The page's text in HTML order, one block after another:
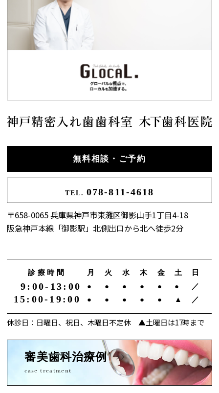
無料相談・ご予約
TEL. 078-811-4618
〒658-0065 兵庫県神戸市東灘区御影山手1丁目4-18
阪急神戸本線「御影駅」北側出口から北へ徒歩2分
審美歯科治療例
case treatment
診療時間 月 火 水 木 金 土 日
9:00-13:00 ● ● ● ● ● ● ／
15:00-19:00 ● ● ● ● ● ▲ ／
休診日：日曜日、祝日、木曜日不定休 ▲土曜日は17時まで